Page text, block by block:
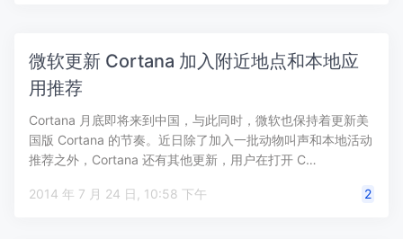
微软更新 Cortana 加入附近地点和本地应
用推荐
Cortana 月底即将来到中国，与此同时，微软也保持着更新美
国版 Cortana 的节奏。近日除了加入一批动物叫声和本地活动
推荐之外，Cortana 还有其他更新，用户在打开 C…
2014 年 7 月 24 日, 10:58 下午 2